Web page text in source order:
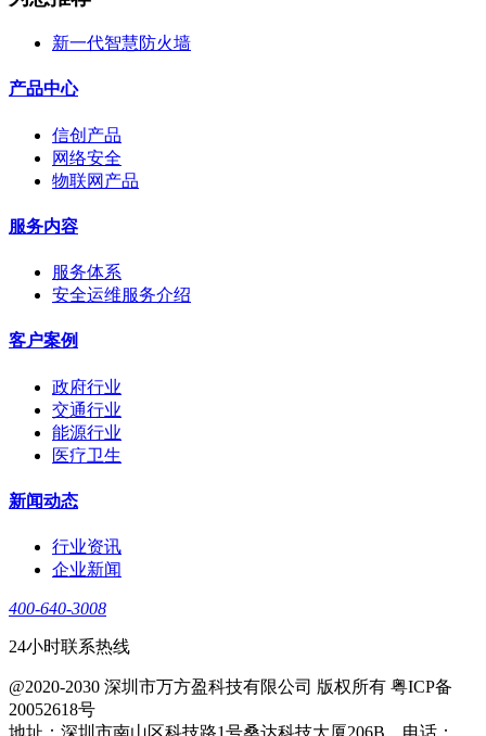
新一代智慧防火墙
产品中心
信创产品
网络安全
物联网产品
服务内容
服务体系
安全运维服务介绍
客户案例
政府行业
交通行业
能源行业
医疗卫生
新闻动态
行业资讯
企业新闻
400-640-3008
24小时联系热线
@2020-2030 深圳市万方盈科技有限公司 版权所有 粤ICP备
20052618号